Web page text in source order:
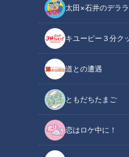
太田×石井のデラ
キユーピー３分ク
道との遭遇
ともだちたまご
恋はロケ中に！
たっくー＆ナナフシギのツイ跡！
この記事の画像